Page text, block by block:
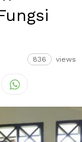
836 views